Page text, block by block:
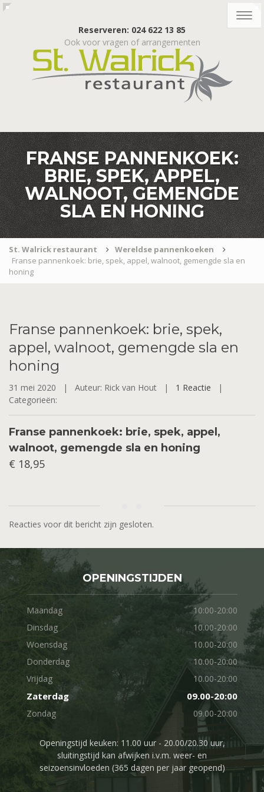
Reserveren: 024 622 13 85
Ook voor vragen of arrangementen
FRANSE PANNENKOEK:
BRIE, SPEK, APPEL,
WALNOOT, GEMENGDE
SLA EN HONING
St. Walrick restaurant
Wereldse pannenkoeken
Franse pannenkoek: brie, spek, appel, walnoot, gemengde sla en
honing
Franse pannenkoek: brie, spek,
appel, walnoot, gemengde sla en
honing
31 mei 2020 | Auteur: Rick van Hout | 1 Reactie |
Categorieën:
Franse pannenkoek: brie, spek, appel,
walnoot, gemengde sla en honing
€ 18,95
Reacties voor dit bericht zijn gesloten.
OPENINGSTIJDEN
Maandag
10:00-20:00
Dinsdag
10.00-20:00
Woensdag
10.00-20:00
Donderdag
10.00-20:00
Vrijdag
10.00-20:00
Zaterdag 09.00-20:00
Zondag 09.00-20:00
Openingstijd keuken: 11.00 uur - 20.00/20.30 uur,
sluitingstijd kan afwijken i.v.m. weer- en
seizoensinvloeden (365 dagen per jaar geopend)